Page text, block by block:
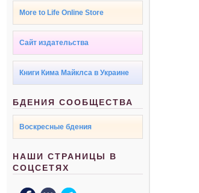
More to Life Online Store
Сайт издательства
Книги Кима Майклса в Украине
БДЕНИЯ СООБЩЕСТВА
Воскресные бдения
НАШИ СТРАНИЦЫ В
СОЦСЕТЯХ